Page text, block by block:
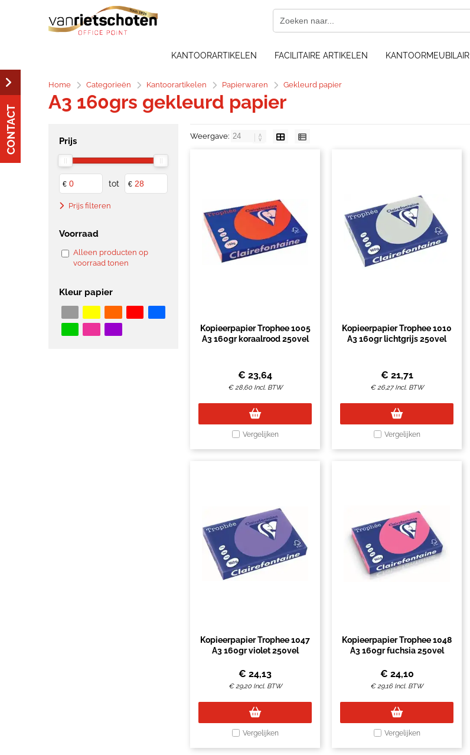
KANTOORARTIKELEN FACILITAIRE ARTIKELEN KANTOORMEUBILAIR
Home Categorieën Kantoorartikelen Papierwaren Gekleurd papier
A3 160grs gekleurd papier
Prijs
€ tot €
Prijs filteren
Voorraad
Alleen producten op
voorraad tonen
Kleur papier
Weergave:
Kopieerpapier Trophee 1005
A3 160gr koraalrood 250vel
€ 23,64
€28,60 Incl. BTW
Vergelijken
Kopieerpapier Trophee 1010
A3 160gr lichtgrijs 250vel
€ 21,71
€26,27 Incl. BTW
Vergelijken
Kopieerpapier Trophee 1047
A3 160gr violet 250vel
€ 24,13
€29,20 Incl. BTW
Vergelijken
Kopieerpapier Trophee 1048
A3 160gr fuchsia 250vel
€ 24,10
€29,16 Incl. BTW
Vergelijken
CONTACT